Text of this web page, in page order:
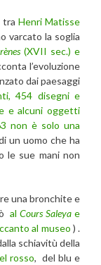
traHenri Matisse
varcato la soglia
(XVII sec.) e
l’evoluzione
dai paesaggi
454 disegni e
e alcuni oggetti
non è solo una
un uomo che ha
le sue mani non
una bronchite e
alCours Saleya e
al museo ) .
schiavitù della
rosso, del blu e